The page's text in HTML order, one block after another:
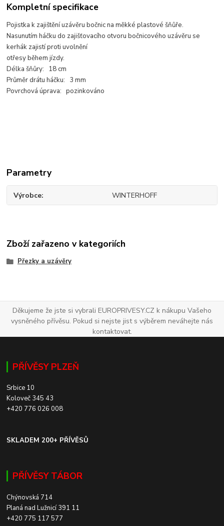
Kompletní specifikace
Pojistka k zajištění uzávěru bočnic na měkké plastové šňůře.
Nasunutím háčku do zajišťovacího otvoru bočnicového uzávěru se
kerhák zajistí proti uvolnění
otřesy během jízdy.
Délka šňůry: 18 cm
Průměr drátu háčku: 3 mm
Povrchová úprava: pozinkováno
Parametry
Výrobce WINTERHOFF
Zboží zařazeno v kategoriích
Přezky a uzávěry
Děkujeme že jste si vybrali EUROPRIVESY.CZ k nákupu Vašeho
vysněného přívěsu. Pokud si nejste jist s výběrem neváhejte nás
kontaktovat.
PŘÍVĚSY PLZEŇ
Srbice 10
Koloveč 345 43
+420 776 026 008
SKLADEM 200+ PŘÍVĚSŮ
PŘÍVĚSY TÁBOR
Chýnovská 714
Planá nad Lužnicí 391 11
+420 775 117 577